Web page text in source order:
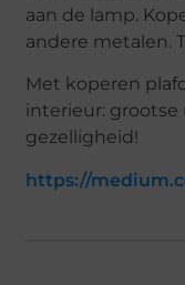
aan de lamp.
andere metalen.
Met koperen
interieur:
gezelligheid!
https://